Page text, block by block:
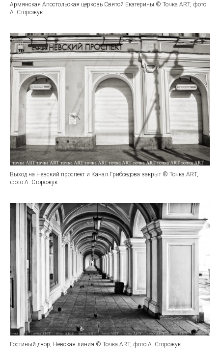
Армянская Апостольская церковь Святой Екатерины © Точка ART, фото
А. Сторожук
Выход на Невский проспект и Канал Грибоедова закрыт © Точка ART,
фото А. Сторожук
Гостиный двор, Невская линия © Точка ART, фото А. Сторожук